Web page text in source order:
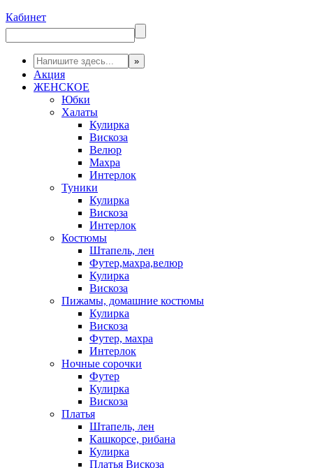
Кабинет
Акция
ЖЕНСКОЕ
Юбки
Халаты
Кулирка
Вискоза
Велюр
Махра
Интерлок
Туники
Кулирка
Вискоза
Интерлок
Костюмы
Штапель, лен
Футер,махра,велюр
Кулирка
Вискоза
Пижамы, домашние костюмы
Кулирка
Вискоза
Футер, махра
Интерлок
Ночные сорочки
Футер
Кулирка
Вискоза
Платья
Штапель, лен
Кашкорсе, рибана
Кулирка
Платья Вискоза